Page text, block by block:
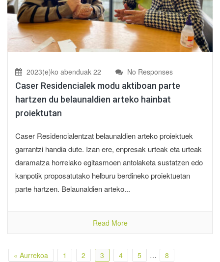
2023(e)ko abenduak 22 No Responses
Caser Residencialek modu aktiboan parte
hartzen du belaunaldien arteko hainbat
proiektutan
Caser Residencialentzat belaunaldien arteko proiektuek
garrantzi handia dute. Izan ere, enpresak urteak eta urteak
daramatza horrelako egitasmoen antolaketa sustatzen edo
kanpotik proposatutako helburu berdineko proiektuetan
parte hartzen. Belaunaldien arteko...
Read More
« Aurrekoa 1 2 3 4 5 …
8